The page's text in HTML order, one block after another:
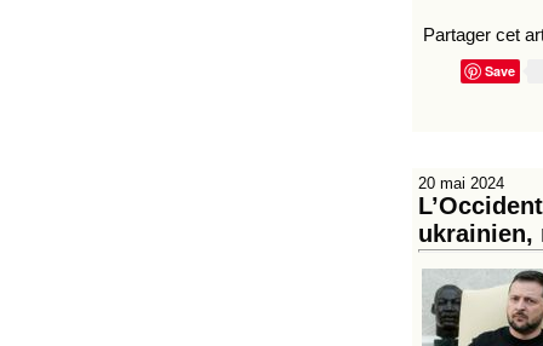
Partager cet
Save
20 mai 2024
ukrainien,